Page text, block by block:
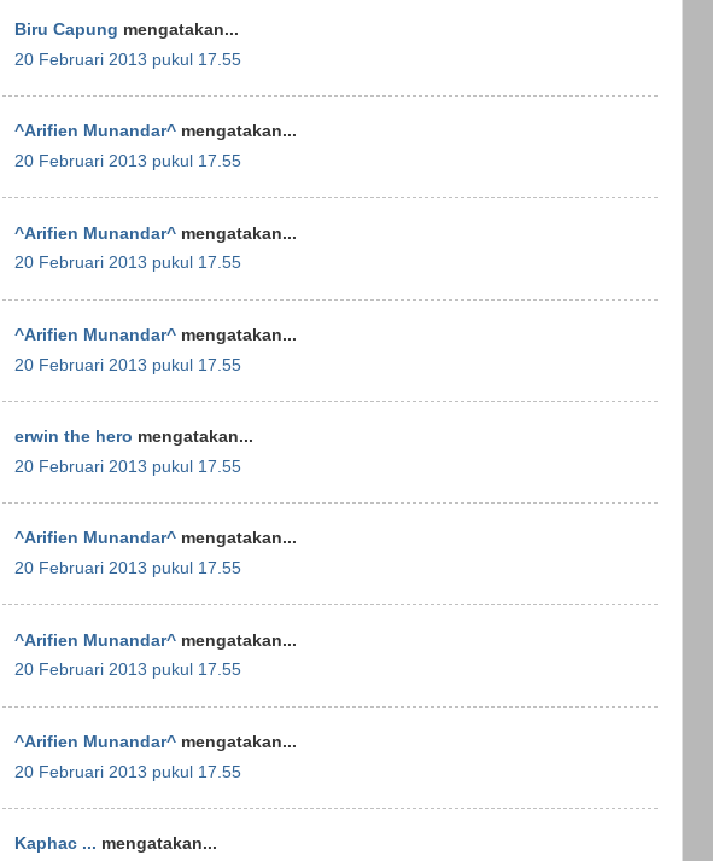
Biru Capung mengatakan...
20 Februari 2013 pukul 17.55
^Arifien Munandar^ mengatakan...
20 Februari 2013 pukul 17.55
^Arifien Munandar^ mengatakan...
20 Februari 2013 pukul 17.55
^Arifien Munandar^ mengatakan...
20 Februari 2013 pukul 17.55
erwin the hero mengatakan...
20 Februari 2013 pukul 17.55
^Arifien Munandar^ mengatakan...
20 Februari 2013 pukul 17.55
^Arifien Munandar^ mengatakan...
20 Februari 2013 pukul 17.55
^Arifien Munandar^ mengatakan...
20 Februari 2013 pukul 17.55
Kaphac ... mengatakan...